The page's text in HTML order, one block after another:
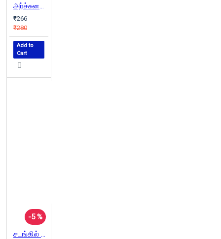
அர்ச்சுனனின் தமிழ்க் காதலிகள்
₹266
₹280
Add to
Cart
-5 %
சடங்கில் கரைந்த கலைகள்